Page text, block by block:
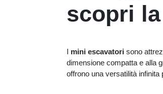
scopri
I mini escavatori sono
dimensione compatta e alla
offrono una versatilità